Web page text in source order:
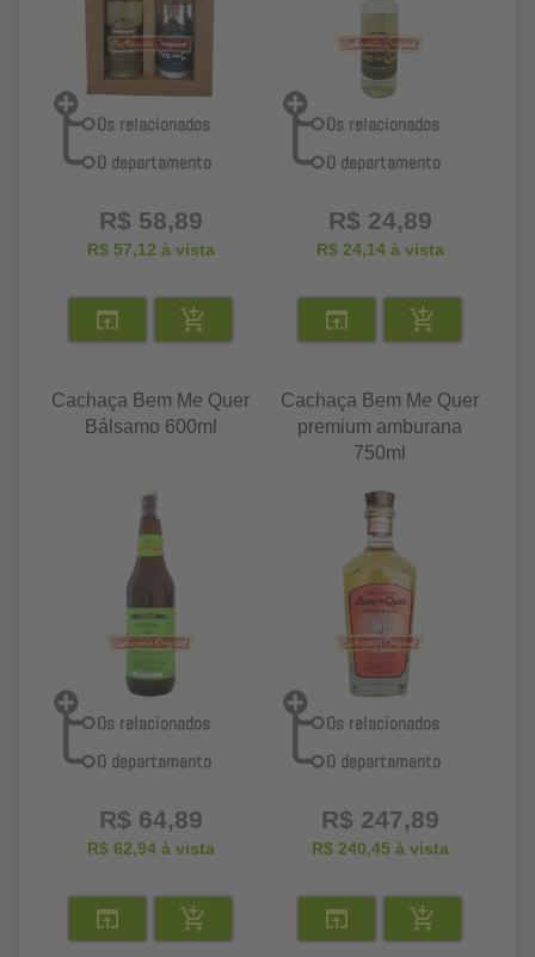
R$ 58,89
R$ 57,12 à vista
R$ 24,89
R$ 24,14à vista
Cachaça Bem Me Quer
Bálsamo 600ml
R$ 64,89
R$ 62,94à vista
Cachaça Bem Me Quer
premium amburana
750ml
R$ 247,89
R$ 240,45à vista